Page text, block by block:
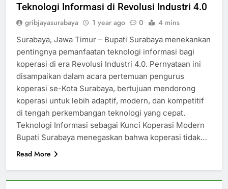
Teknologi Informasi di Revolusi Industri 4.0
gribjayasurabaya 1 year ago 0 4 mins
Surabaya, Jawa Timur – Bupati Surabaya menekankan
pentingnya pemanfaatan teknologi informasi bagi
koperasi di era Revolusi Industri 4.0. Pernyataan ini
disampaikan dalam acara pertemuan pengurus
koperasi se-Kota Surabaya, bertujuan mendorong
koperasi untuk lebih adaptif, modern, dan kompetitif
di tengah perkembangan teknologi yang cepat.
Teknologi Informasi sebagai Kunci Koperasi Modern
Bupati Surabaya menegaskan bahwa koperasi tidak…
Read More